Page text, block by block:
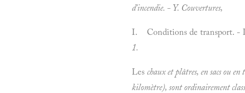
d'incendie. - Y. Couvertures,
I. Conditions de transport. -
1.
Les chaux etplâtres, en sacs ou
kilomètre), sont ordinairement